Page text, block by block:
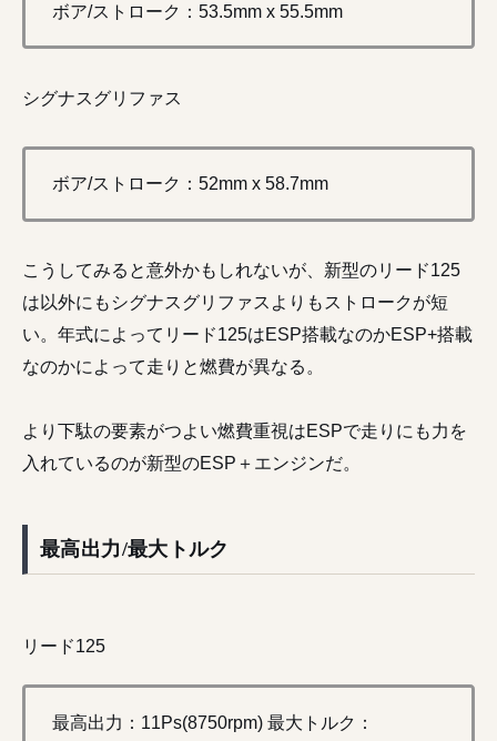
ボア/ストローク：53.5mm x 55.5mm
シグナスグリファス
ボア/ストローク：52mm x 58.7mm
こうしてみると意外かもしれないが、新型のリード125
は以外にもシグナスグリファスよりもストロークが短
い。年式によってリード125はESP搭載なのかESP+搭載
なのかによって走りと燃費が異なる。
より下駄の要素がつよい燃費重視はESPで走りにも力を
入れているのが新型のESP＋エンジンだ。
最高出力/最大トルク
リード125
最高出力：11Ps(8750rpm) 最大トルク：